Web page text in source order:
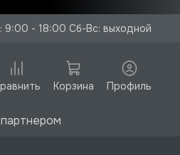
9:00 - 18:00 Сб-Вс: выходной
Корзина Профиль